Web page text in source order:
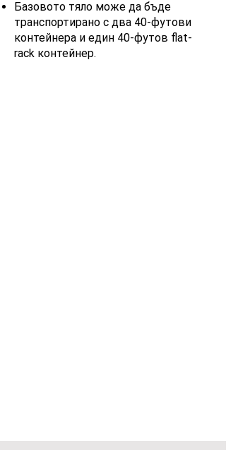
Базовото тяло може да бъде
транспортирано с два 40-футови
контейнера и един 40-футов flat-
rack контейнер.